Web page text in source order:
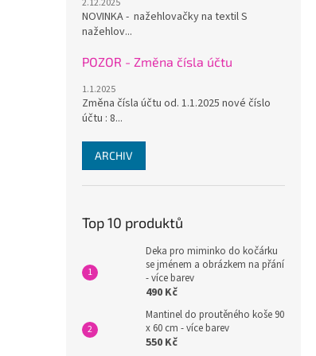
2.12.2025
NOVINKA - nažehlovačky na textil S
nažehlov...
POZOR - Změna čísla účtu
1.1.2025
Změna čísla účtu od. 1.1.2025 nové číslo
účtu : 8...
ARCHIV
Top 10 produktů
Deka pro miminko do kočárku
se jménem a obrázkem na přání
- více barev
490 Kč
Mantinel do proutěného koše 90
x 60 cm - více barev
550 Kč